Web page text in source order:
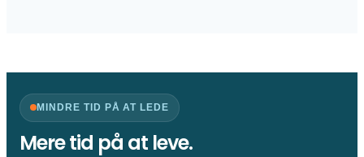
MINDRE TID PÅ AT LEDE
Mere tid på at leve.